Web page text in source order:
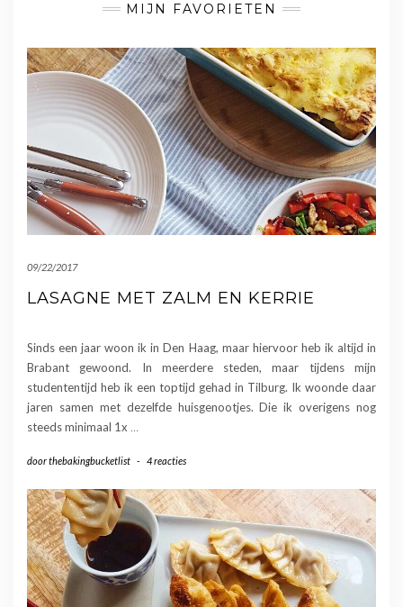
MIJN FAVORIETEN
09/22/2017
LASAGNE MET ZALM EN KERRIE
Sinds een jaar woon ik in Den Haag, maar hiervoor heb ik altijd in
Brabant gewoond. In meerdere steden, maar tijdens mijn
studententijd heb ik een toptijd gehad in Tilburg. Ik woonde daar
jaren samen met dezelfde huisgenootjes. Die ik overigens nog
steeds minimaal 1x …
doorthebakingbucketlist - 4 reacties